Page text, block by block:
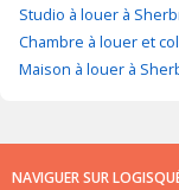
Studio à louer à
Chambre à louer et
Maison à louer à
NAVIGUER SUR